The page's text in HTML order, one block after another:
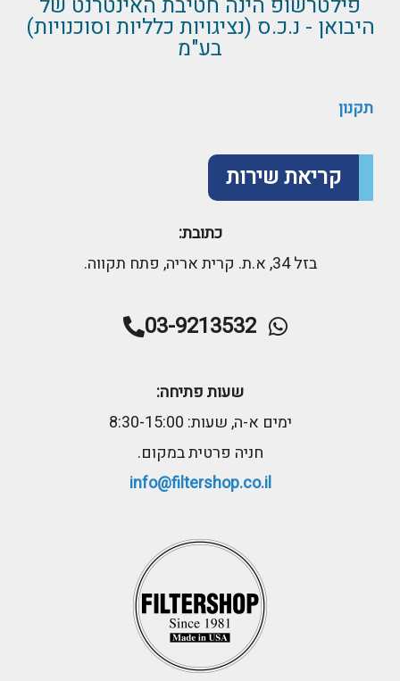
היבואן - נ.כ.ס (נציגויות כלליות וסוכנויות)
בע"מ
תקנון
קריאת שירות
כתובת:
בזל 34, א.ת. קרית אריה, פתח תקווה.
03-9213532
שעות פתיחה:
ימים א-ה, שעות: 8:30-15:00
חניה פרטית במקום.
info@filtershop.co.il